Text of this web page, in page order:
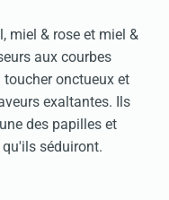
miel & rose et miel &
aux courbes
onctueux et
exaltantes. Ils
des papilles et
séduiront.